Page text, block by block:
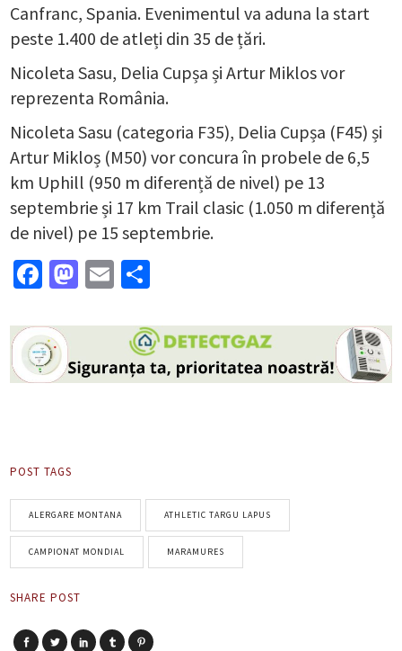
Canfranc, Spania. Evenimentul va aduna la start
peste 1.400 de atleți din 35 de țări.
Nicoleta Sasu, Delia Cupșa și Artur Miklos vor
reprezenta România.
Nicoleta Sasu (categoria F35), Delia Cupșa (F45) și
Artur Mikloș (M50) vor concura în probele de 6,5
km Uphill (950 m diferență de nivel) pe 13
septembrie și 17 km Trail clasic (1.050 m diferență
de nivel) pe 15 septembrie.
Facebook
Mastodon
Email
POST TAGS
ALERGARE MONTANA ATHLETIC TARGU LAPUS
CAMPIONAT MONDIAL MARAMURES
SHARE POST